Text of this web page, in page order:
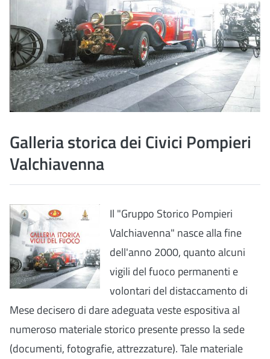
Galleria storica dei Civici Pompieri
Valchiavenna
Il "Gruppo Storico Pompieri
Valchiavenna" nasce alla fine
dell'anno 2000, quanto alcuni
vigili del fuoco permanenti e
volontari del distaccamento di
Mese decisero di dare adeguata veste espositiva al
numeroso materiale storico presente presso la sede
(documenti, fotografie, attrezzature). Tale materiale